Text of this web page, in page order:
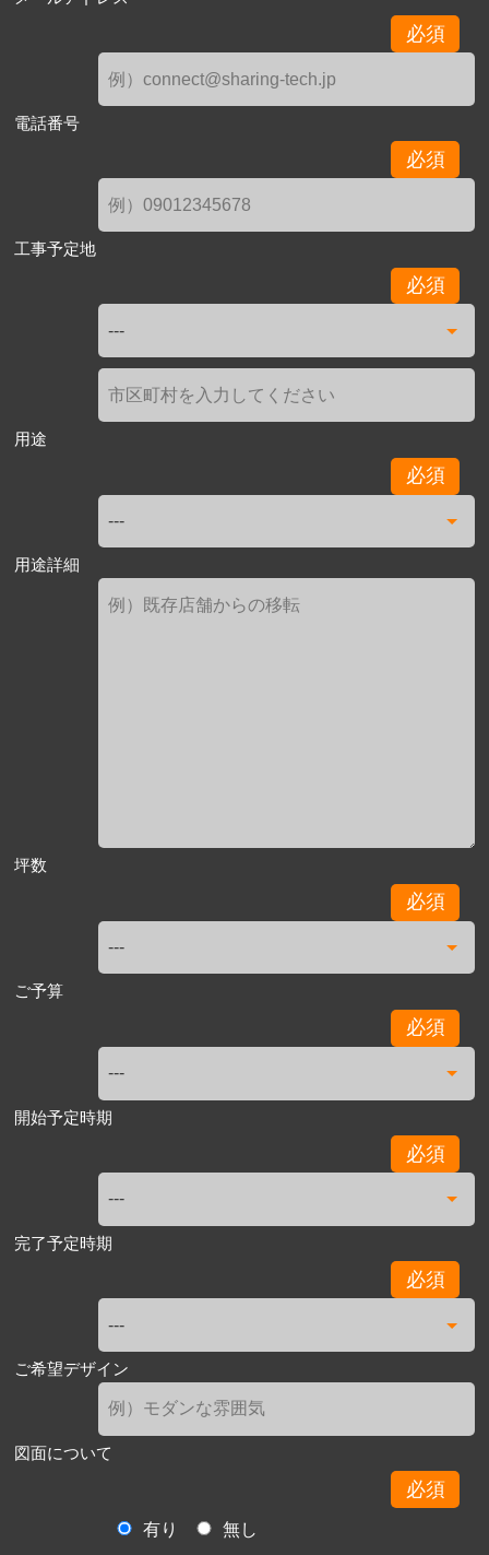
必須
電話番号
必須
工事予定地
必須
用途
必須
用途詳細
坪数
必須
ご予算
必須
開始予定時期
必須
完了予定時期
必須
ご希望デザイン
図面について
必須
有り
無し